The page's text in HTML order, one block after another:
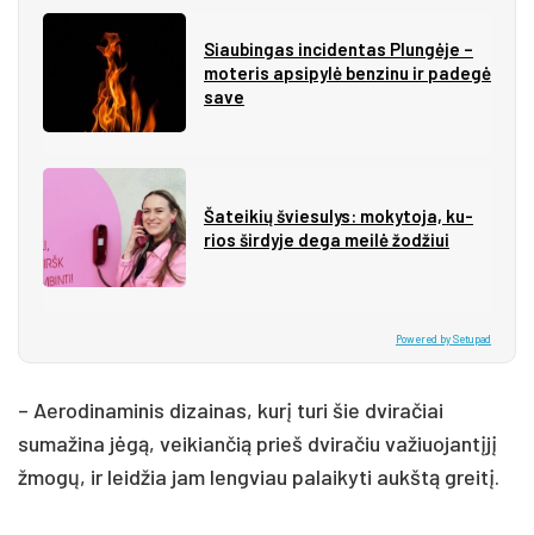
Siau­bin­gas in­ci­den­tas Plun­gė­je –
mo­te­ris ap­si­py­lė ben­zi­nu ir pa­de­gė
sa­ve
Ša­tei­kių švie­su­lys: mo­ky­to­ja, ku­
rios šir­dy­je de­ga mei­lė žo­džiui
Powered by Setupad
– Aerodinaminis dizainas, kurį turi šie dviračiai
sumažina jėgą, veikiančią prieš dviračiu važiuojantįjį
žmogų, ir leidžia jam lengviau palaikyti aukštą greitį.